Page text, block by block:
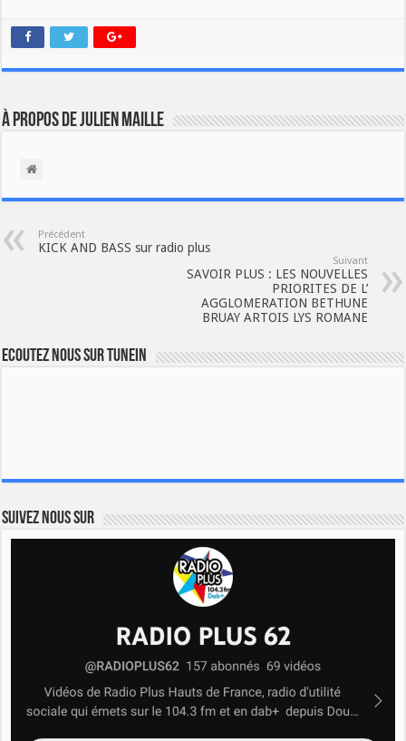
À propos de Julien Maille
Précédent
KICK AND BASS sur radio plus
Suivant
SAVOIR PLUS : LES NOUVELLES
PRIORITES DE L’
AGGLOMERATION BETHUNE
BRUAY ARTOIS LYS ROMANE
Ecoutez nous sur TuneIn
Suivez nous sur